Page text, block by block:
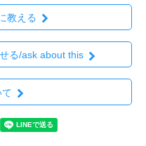
教える
る/ask about this